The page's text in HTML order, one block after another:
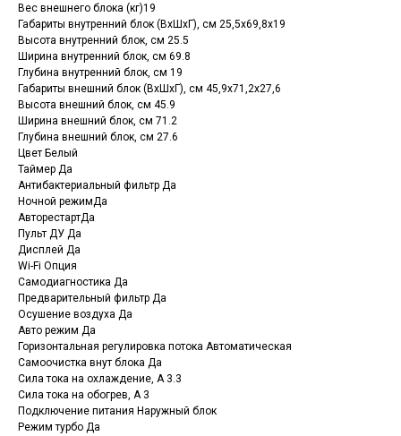
Вес внешнего блока (кг)19
Габариты внутренний блок (ВхШхГ), см 25,5x69,8x19
Высота внутренний блок, см 25.5
Ширина внутренний блок, см 69.8
Глубина внутренний блок, см 19
Габариты внешний блок (ВхШхГ), см 45,9x71,2x27,6
Высота внешний блок, см 45.9
Ширина внешний блок, см 71.2
Глубина внешний блок, см 27.6
Цвет Белый
Таймер Да
Антибактериальный фильтр Да
Ночной режимДа
АвторестартДа
Пульт ДУ Да
Дисплей Да
Wi-Fi Опция
Самодиагностика Да
Предварительный фильтр Да
Осушение воздуха Да
Авто режим Да
Горизонтальная регулировка потока Автоматическая
Самоочистка внут блока Да
Сила тока на охлаждение, А 3.3
Сила тока на обогрев, А 3
Подключение питания Наружный блок
Режим турбо Да